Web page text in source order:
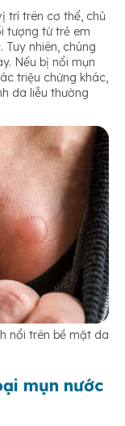
trí trên cơ thể, chủ
tượng từ trẻ em
nhiên, chúng
Nếu bị nổi mụn
triệu chứng khác,
da liễu thường
nổi trên bề mặt da
mụn nước